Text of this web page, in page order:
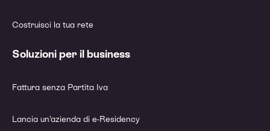
Costruisci la tua rete
Soluzioni per il business
Fattura senza Partita Iva
Lancia un’azienda di e-Residency